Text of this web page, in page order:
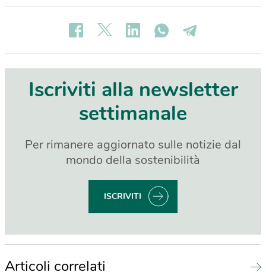
Iscriviti alla newsletter
settimanale
Per rimanere aggiornato sulle notizie dal
mondo della sostenibilità
ISCRIVITI
Articoli correlati